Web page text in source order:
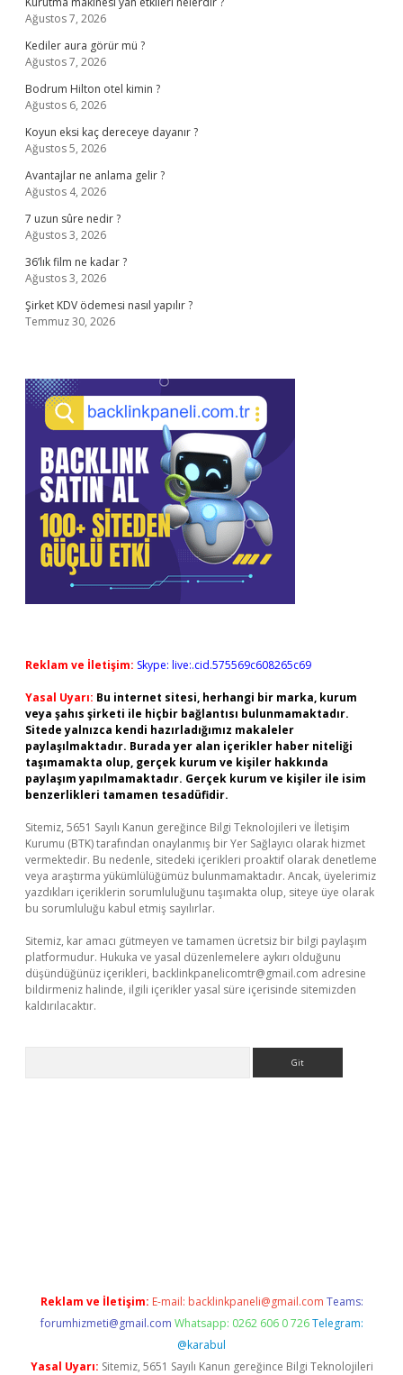
Ağustos 7, 2026
Kediler aura görür mü ?
Ağustos 7, 2026
Bodrum Hilton otel kimin ?
Ağustos 6, 2026
Koyun eksi kaç dereceye dayanır ?
Ağustos 5, 2026
Avantajlar ne anlama gelir ?
Ağustos 4, 2026
7 uzun sûre nedir ?
Ağustos 3, 2026
36’lık film ne kadar ?
Ağustos 3, 2026
Şirket KDV ödemesi nasıl yapılır ?
Temmuz 30, 2026
Reklam ve İletişim: Skype: live:.cid.575569c608265c69
Yasal Uyarı: Bu internet sitesi, herhangi bir marka, kurum
veya şahıs şirketi ile hiçbir bağlantısı bulunmamaktadır.
Sitede yalnızca kendi hazırladığımız makaleler
paylaşılmaktadır. Burada yer alan içerikler haber niteliği
taşımamakta olup, gerçek kurum ve kişiler hakkında
paylaşım yapılmamaktadır. Gerçek kurum ve kişiler ile isim
benzerlikleri tamamen tesadüfidir.
Sitemiz, 5651 Sayılı Kanun gereğince Bilgi Teknolojileri ve İletişim
Kurumu (BTK) tarafından onaylanmış bir Yer Sağlayıcı olarak hizmet
vermektedir. Bu nedenle, sitedeki içerikleri proaktif olarak denetleme
veya araştırma yükümlülüğümüz bulunmamaktadır. Ancak, üyelerimiz
yazdıkları içeriklerin sorumluluğunu taşımakta olup, siteye üye olarak
bu sorumluluğu kabul etmiş sayılırlar.
Sitemiz, kar amacı gütmeyen ve tamamen ücretsiz bir bilgi paylaşım
platformudur. Hukuka ve yasal düzenlemelere aykırı olduğunu
düşündüğünüz içerikleri, backlinkpanelicomtr@gmail.com adresine
bildirmeniz halinde, ilgili içerikler yasal süre içerisinde sitemizden
kaldırılacaktır.
Reklam ve İletişim: E-mail: backlinkpaneli@gmail.com Teams:
forumhizmeti@gmail.com Whatsapp: 0262 606 0 726 Telegram:
@karabul
Yasal Uyarı: Sitemiz, 5651 Sayılı Kanun gereğince Bilgi Teknolojileri